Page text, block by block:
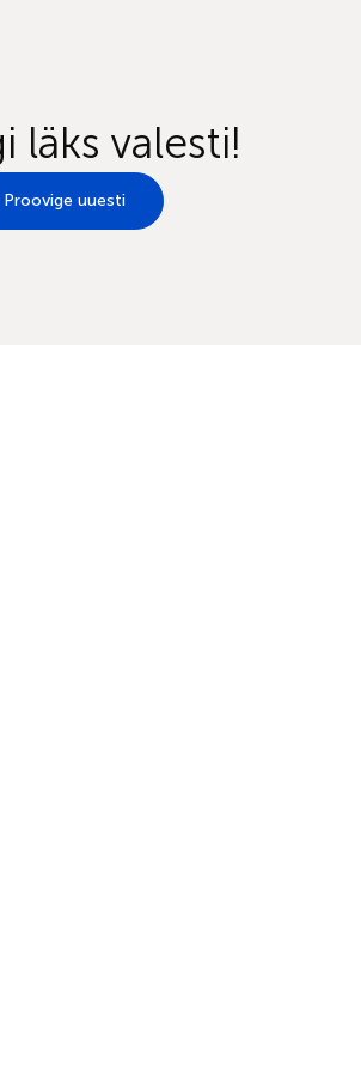
läks valesti!
Proovige uuesti